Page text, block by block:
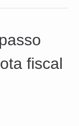
fiscal